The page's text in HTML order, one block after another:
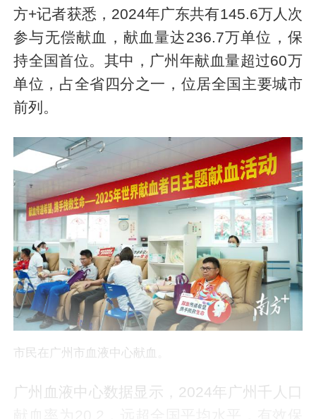
方+记者获悉，2024年广东共有145.6万人次
参与无偿献血，献血量达236.7万单位，保
持全国首位。其中，广州年献血量超过60万
单位，占全省四分之一，位居全国主要城市
前列。
市民在广州市血液中心献血。
广州血液中心数据显示，2024年广州千人口